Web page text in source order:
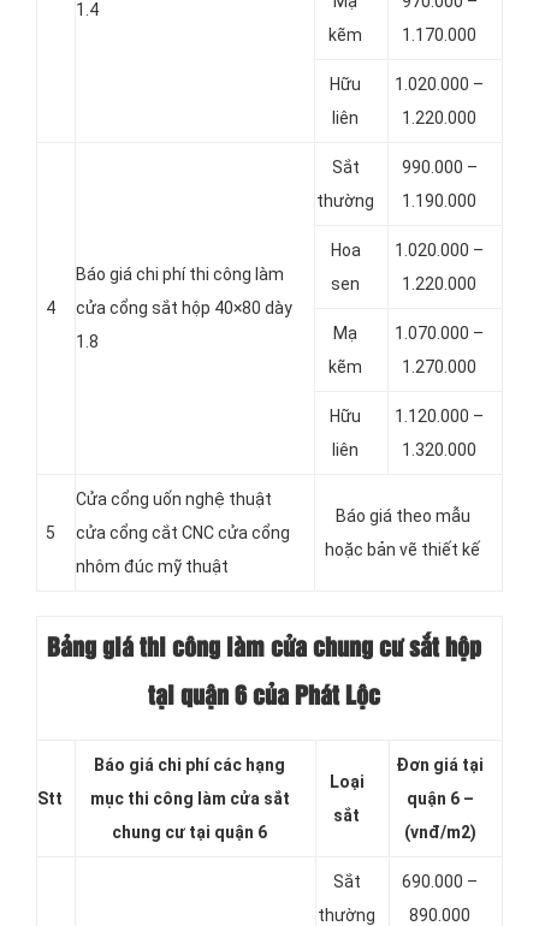
1.4
kẽm
1.170.000
Hữu
liên
1.020.000 –
1.220.000
4
Báo giá chi phí thi công làm
cửa cổng sắt hộp 40×80 dày
1.8
Sắt
thường
990.000 –
1.190.000
Hoa
sen
1.020.000 –
1.220.000
Mạ
kẽm
1.070.000 –
1.270.000
Hữu
liên
1.120.000 –
1.320.000
5
Cửa cổng uốn nghệ thuật
cửa cổng cắt CNC cửa cổng
nhôm đúc mỹ thuật
Báo giá theo mẫu
hoặc bản vẽ thiết kế
Bảng giá thi công làm cửa chung cư sắt hộp
tại quận 6 của Phát Lộc
Stt
Báo giá chi phí các hạng
mục thi công làm cửa sắt
chung cư tại quận 6
Loại
sắt
Đơn giá tại
quận 6 –
(vnđ/m2)
Sắt
thường
690.000 –
890.000